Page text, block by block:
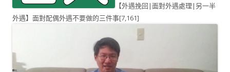
【外遇挽回|面對外遇處理|另一半
外遇】面對配偶外遇不要做的三件事[7,161]